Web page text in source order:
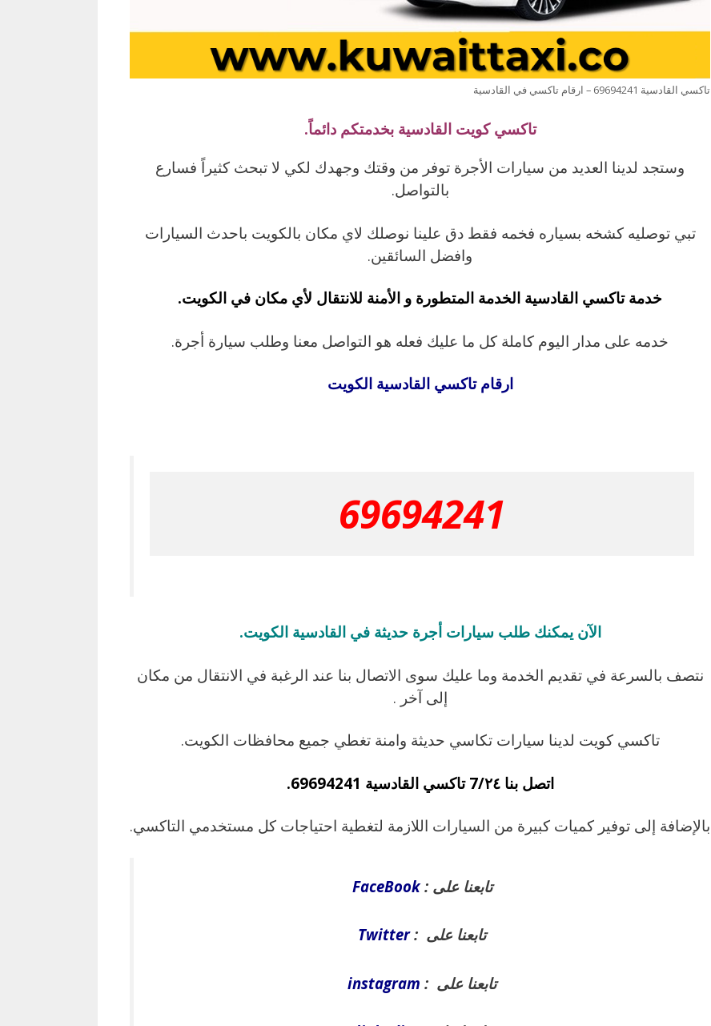
تاكسي القادسية 69694241 – ارقام تاكسي في القادسية
تاكسي كويت القادسية بخدمتكم دائماً.
وستجد لدينا العديد من سيارات الأجرة توفر من وقتك وجهدك لكي لا تبحث كثيراً فسارع
بالتواصل.
تبي توصليه كشخه بسياره فخمه فقط دق علينا نوصلك لاي مكان بالكويت باحدث السيارات
وافضل السائقين.
خدمة تاكسي القادسية الخدمة المتطورة و الأمنة للانتقال لأي مكان في الكويت.
خدمه على مدار اليوم كاملة كل ما عليك فعله هو التواصل معنا وطلب سيارة أجرة.
ارقام تاكسي القادسية الكويت
69694241
الآن يمكنك طلب سيارات أجرة حديثة في القادسية الكويت.
نتصف بالسرعة في تقديم الخدمة وما عليك سوى الاتصال بنا عند الرغبة في الانتقال من مكان
إلى آخر .
تاكسي كويت لدينا سيارات تكاسي حديثة وامنة تغطي جميع محافظات الكويت.
اتصل بنا 7/٢٤ تاكسي القادسية 69694241.
بالإضافة إلى توفير كميات كبيرة من السيارات اللازمة لتغطية احتياجات كل مستخدمي التاكسي.
تابعنا على :FaceBook
تابعنا على :Twitter
تابعنا على : instagram